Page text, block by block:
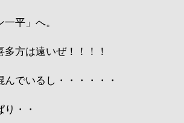
一平」へ。
方は遠いぜ！！！！
んでいるし・・・・・・
・・